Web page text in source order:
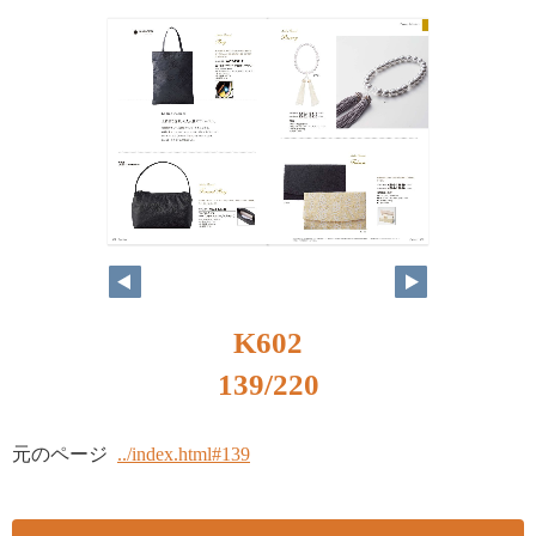
K602
139/220
元のページ ../index.html#139